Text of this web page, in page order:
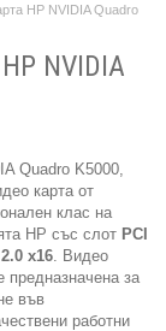
HP NVIDIA Quadro
NVIDIA
Quadro K5000,
карта от
клас на
HP със слот PCI
x16 . Видео
предназначена за
във
работни